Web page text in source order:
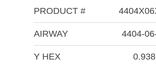
PRODUCT #
AIRWAY 4404-
Y HEX 0.938